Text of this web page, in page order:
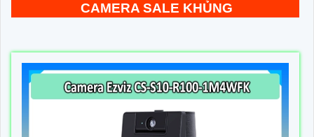
CAMERA SALE KHỦNG